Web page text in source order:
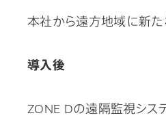
本社から遠方地域に新た
導入後
ZONE Dの遠隔監視シス